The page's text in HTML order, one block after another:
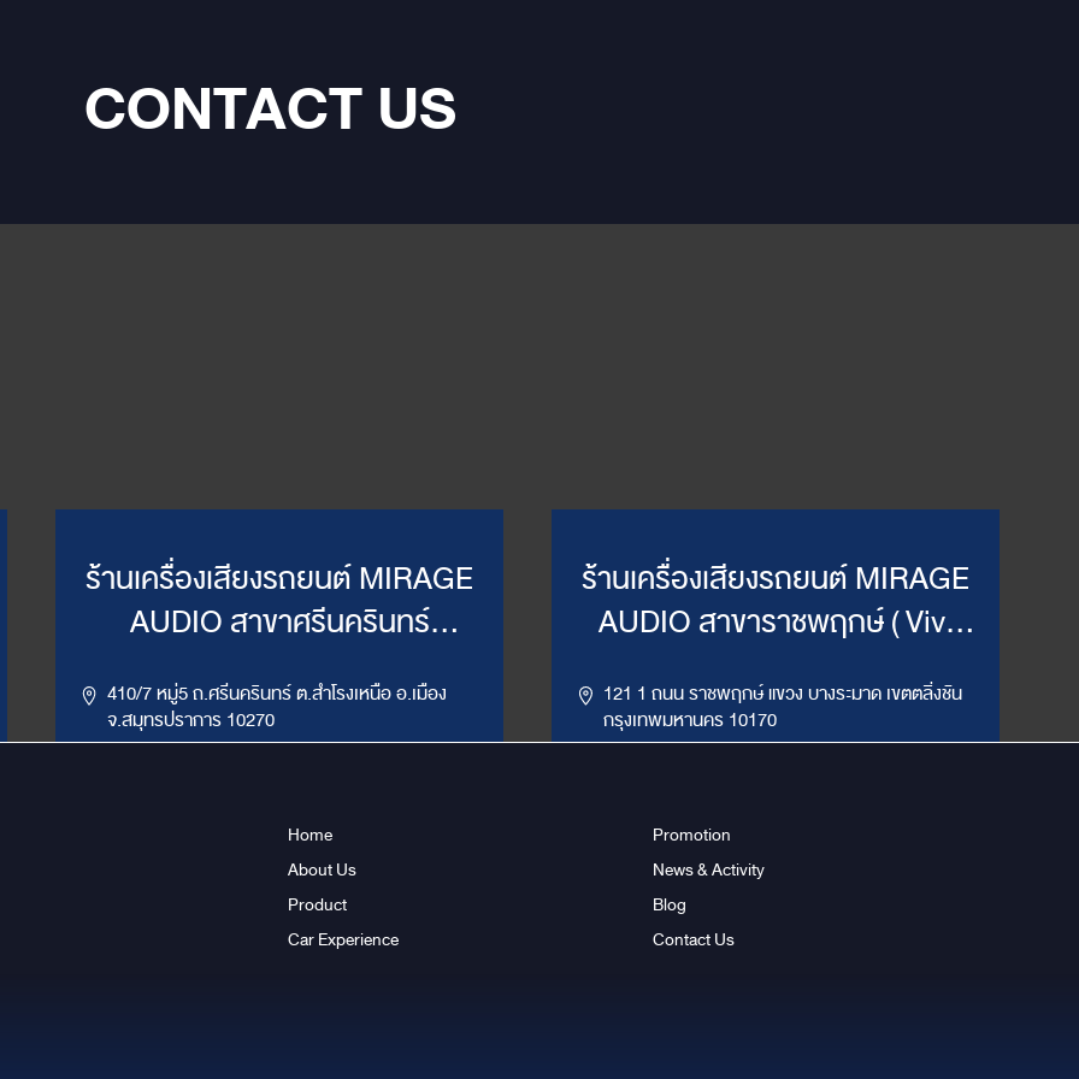
ะสมบูรณ์แบบCONTACT US
ร้านเครื่องเสียงรถยนต์ MIRAGE
AUDIO สาขาศรีนครินทร์
410/7 หมู่5 ถ.ศรีนครินทร์ ต.สำโรงเหนือ อ.เมือง
จ.สมุทรปราการ 10270
Get Direction
ร้านเครื่องเสียงรถยนต์ MIRAGE
AUDIO สาขาราชพฤกษ์ ( Vivi
121 1 ถนน ราชพฤกษ์ แขวง บางระมาด เขตตลิ่งชัน
กรุงเทพมหานคร 10170
ข้อมูลสาขา
Home
About Us
Product
Car Experience
Promotion
News & Activity
Blog
Contact Us